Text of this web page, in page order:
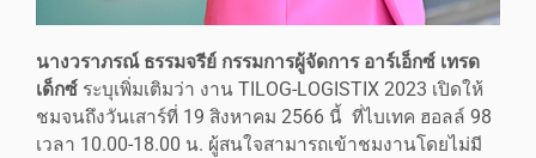
นางวราภรณ์ ธรรมจรีย์ กรรมการผู้จัดการ อาร์เอ็กซ์ เทรด
เด็กซ์ ระบุเพิ่มเติมว่า งาน TILOG-LOGISTIX 2023 เปิดให้
ชมจนถึงวันเสาร์ที่ 19 สิงหาคม 2566 นี้ ที่ไบเทค ฮอลล์ 98
เวลา 10.00-18.00 น. ผู้สนใจสามารถเข้าชมงานโดยไม่มี